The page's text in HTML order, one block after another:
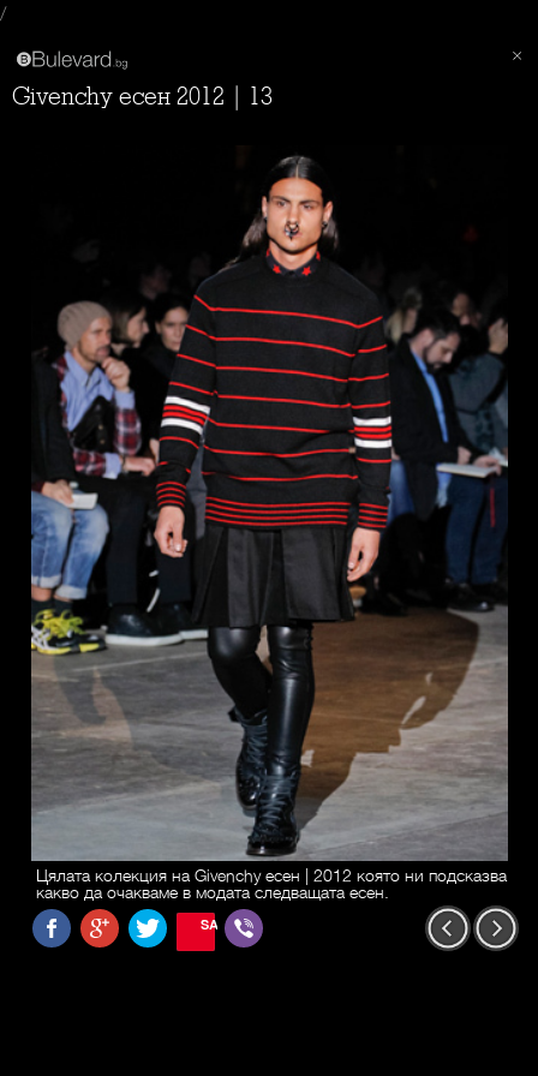
/
Givenchy есен 2012 | 13
Цялата колекция на Givenchy есен | 2012 която ни подсказва
какво да очакваме в модата следващата есен.
SAVE